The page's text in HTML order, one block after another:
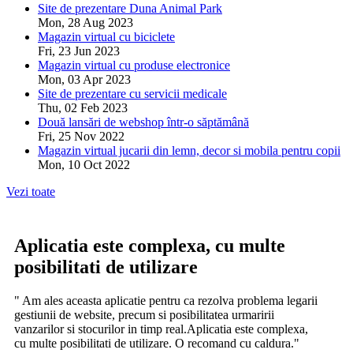
Site de prezentare Duna Animal Park
Mon, 28 Aug 2023
Magazin virtual cu biciclete
Fri, 23 Jun 2023
Magazin virtual cu produse electronice
Mon, 03 Apr 2023
Site de prezentare cu servicii medicale
Thu, 02 Feb 2023
Două lansări de webshop într-o săptămână
Fri, 25 Nov 2022
Magazin virtual jucarii din lemn, decor si mobila pentru copii
Mon, 10 Oct 2022
Vezi toate
Aplicatia este complexa, cu multe
posibilitati de utilizare
" Am ales aceasta aplicatie pentru ca rezolva problema legarii
gestiunii de website, precum si posibilitatea urmaririi
vanzarilor si stocurilor in timp real.Aplicatia este complexa,
cu multe posibilitati de utilizare. O recomand cu caldura."